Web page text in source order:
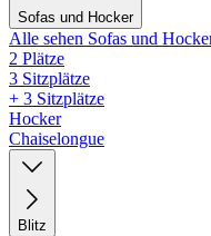
Sofas und Hocker
Alle sehen Sofas und
2 Plätze
3 Sitzplätze
+ 3 Sitzplätze
Hocker
Chaiselongue
Blitz